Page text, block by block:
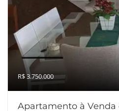
R$ 3.750.000
Apartamento à Venda